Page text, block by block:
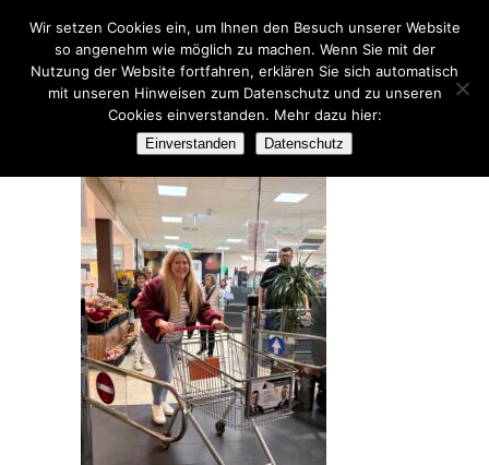
IMG_9176
Wir setzen Cookies ein, um Ihnen den Besuch unserer Website
so angenehm wie möglich zu machen. Wenn Sie mit der
Nutzung der Website fortfahren, erklären Sie sich automatisch
mit unseren Hinweisen zum Datenschutz und zu unseren
Cookies einverstanden. Mehr dazu hier:
Einverstanden Datenschutz